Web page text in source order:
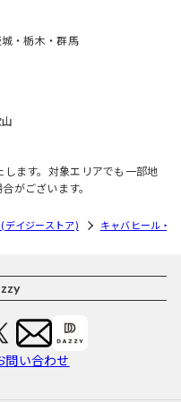
・栃木・群馬
ます。対象エリアでも一部地
がございます。
イジーストア) キャバヒール・
問い合わせ